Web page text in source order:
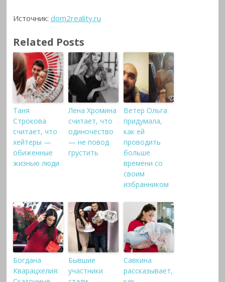
Источник:dom2reality.ru
Related Posts
Таня
Строкова
считает, что
хейтеры —
обиженные
жизнью люди
Лена Хромина
считает, что
одиночество
— не повод
грустить
Ветер Ольга
придумала,
как ей
проводить
больше
времени со
своим
избранником
Богдана
Кварацхелия:
Бывшие
участники
Савкина
рассказывает,